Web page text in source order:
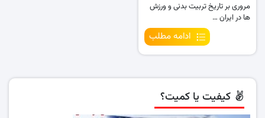
مروری بر تاریخ تربیت بدنی و ورزش
ها در ایران …
ادامه مطلب
کیفیت یا کمیت؟